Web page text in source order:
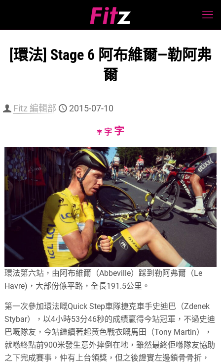
[環法] Stage 6 阿布維爾—勒阿弗
爾
Fitz 編輯部 2015-07-10
字Decrease
size.
字Reset
size.
字Increase
size.
環法第六站，由阿布維爾（Abbeville）踩到勒阿弗爾（Le
Havre)，大部份係平路，全長191.5公里。
第一次參加環法嘅Quick Step車隊捷克車手史迪巴（Zdenek
Stybar），以4小時53分46秒的成績贏得今站冠軍，不過史迪
巴嘅隊友，今站繼續著起黃色戰衣嘅馬田（Tony Martin），
就喺終點前900米發生意外摔倒在地，雖然最終佢喺隊友協助
之下完成賽事，仲有上台領獎，但之後證實左邊鎖骨骨折，